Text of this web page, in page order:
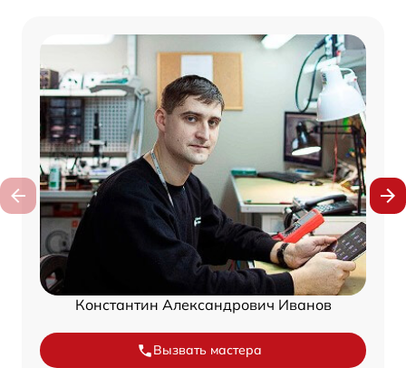
Константин Александрович Иванов
Вызвать мастера